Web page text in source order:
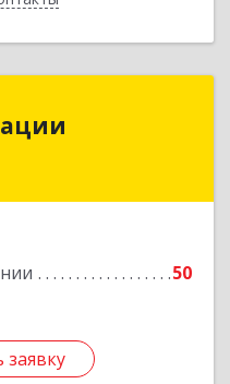
50
Амурск г, Мира пр-